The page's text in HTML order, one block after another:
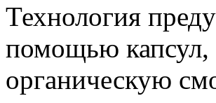
Технология
помощью
органическую